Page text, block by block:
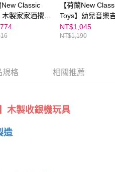
New Classic
製家家酒攪拌
白 - 10707
【荷蘭New
Toys】幼兒音樂
經典版B- 10344
NT$1,045
NT$1,190
規格 相關推薦
木製收銀機玩具
造